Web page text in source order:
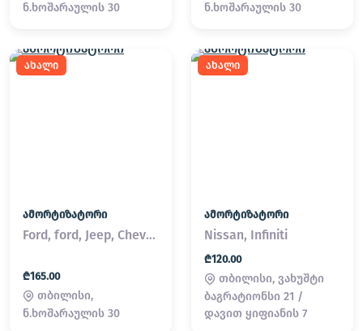
ნ.ხოშარაულის 30
ნ.ხოშარაულის 30
ახალი
ამორტიზატორი
Ford, ford, Jeep, Chevrolet
₾165.00
თბილისი,
ნ.ხოშარაულის 30
ახალი
ამორტიზატორი
Nissan, Infiniti
₾120.00
თბილისი, ვახუშტი
ბაგრატიონსი 21 /
დავით ყიფიანის 7